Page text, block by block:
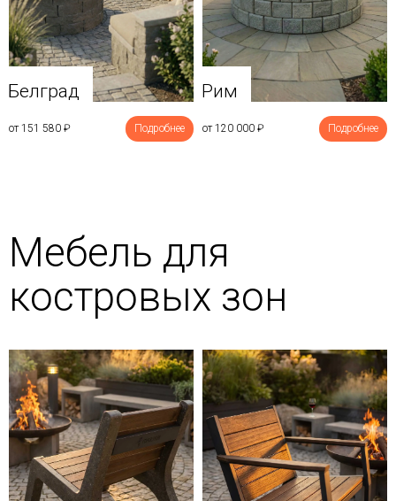
Белград
от 151 580 ₽ Подробнее
Рим
от 120 000 ₽ Подробнее
Мебель для
костровых зон